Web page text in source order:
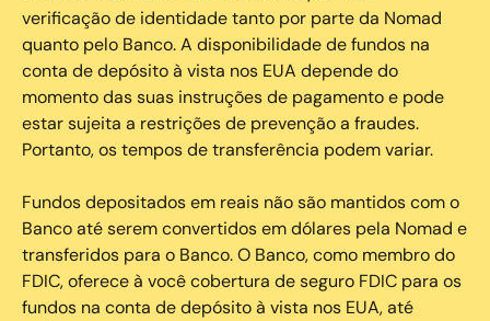
verificação de identidade tanto por parte da Nomad
quanto pelo Banco. A disponibilidade de fundos na
conta de depósito à vista nos EUA depende do
momento das suas instruções de pagamento e pode
estar sujeita a restrições de prevenção a fraudes.
Portanto, os tempos de transferência podem variar.
Fundos depositados em reais não são mantidos com o
Banco até serem convertidos em dólares pela Nomad e
transferidos para o Banco. O Banco, como membro do
FDIC, oferece à você cobertura de seguro FDIC para os
fundos na conta de depósito à vista nos EUA, até